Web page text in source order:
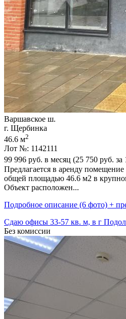
Варшавское ш.
г. Щербинка
46.6 м2
Лот №: 1142111
99 996 руб. в месяц (25 750 руб. за
Предлагается в аренду помещение
общей площадью 46.6 м2 в
Объект pacполoжен...
Подробное описание (6 фото) +
Сдаю офисы 33-57 кв. м, в г
Без комиссии